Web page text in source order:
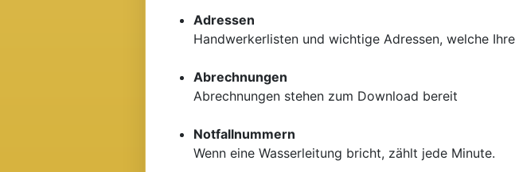
Adressen
Handwerkerlisten und wichtige Adressen, welche
Abrechnungen
Abrechnungen stehen zum Download bereit
Notfallnummern
Wenn eine Wasserleitung bricht, zählt jede Minute.